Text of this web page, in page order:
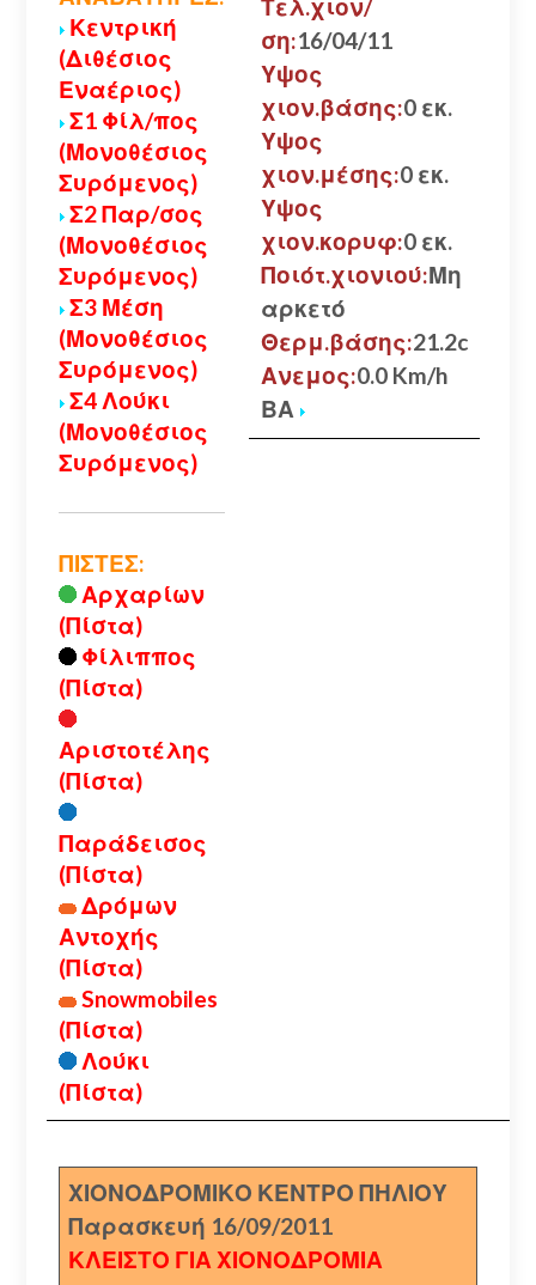
Κεντρική
(Διθέσιος
Εναέριος)
Σ1 Φίλ/πος
(Μονοθέσιος
Συρόμενος)
Σ2 Παρ/σος
(Μονοθέσιος
Συρόμενος)
Σ3 Μέση
(Μονοθέσιος
Συρόμενος)
Σ4 Λούκι
(Μονοθέσιος
Συρόμενος)
ΠΙΣΤΕΣ:
Αρχαρίων
(Πίστα)
Φίλιππος
(Πίστα)
Αριστοτέλης
(Πίστα)
Παράδεισος
(Πίστα)
Δρόμων
Αντοχής
(Πίστα)
Snowmobiles
(Πίστα)
Λούκι
(Πίστα)
Τελ.χιον/
ση:16/04/11
Υψος
χιον.βάσης:0 εκ.
Υψος
χιον.μέσης:0 εκ.
Υψος
χιον.κορυφ:0 εκ.
Ποιότ.χιονιού:Μη
αρκετό
Θερμ.βάσης:21.2c
Ανεμος:0.0 Km/h
ΒΑ
ΧΙΟΝΟΔΡΟΜΙΚΟ ΚΕΝΤΡΟ ΠΗΛΙΟΥ
Παρασκευή 16/09/2011
ΚΛΕΙΣΤΟ ΓΙΑ ΧΙΟΝΟΔΡΟΜΙΑ